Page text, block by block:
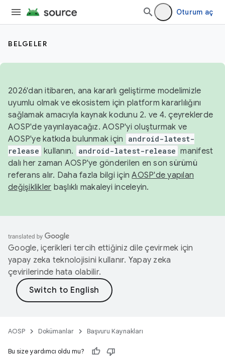
Oturum aç
BELGELER
2026'dan itibaren, ana kararlı geliştirme modelimizle
uyumlu olmak ve ekosistem için platform kararlılığını
sağlamak amacıyla kaynak kodunu 2. ve 4. çeyreklerde
AOSP'de yayınlayacağız. AOSP'yi oluşturmak ve
AOSP'ye katkıda bulunmak için
android-latest-
release kullanın. android-latest-release manifest
dalı her zaman AOSP'ye gönderilen en son sürümü
referans alır. Daha fazla bilgi içinAOSP'de yapılan
değişiklikler başlıklı makaleyi inceleyin.
Google, içerikleri tercih ettiğiniz dile çevirmek için
yapay zeka teknolojisini kullanır. Yapay zeka
çevirilerinde hata olabilir.
AOSP Dokümanlar Başvuru Kaynakları
Bu size yardımcı oldu mu?